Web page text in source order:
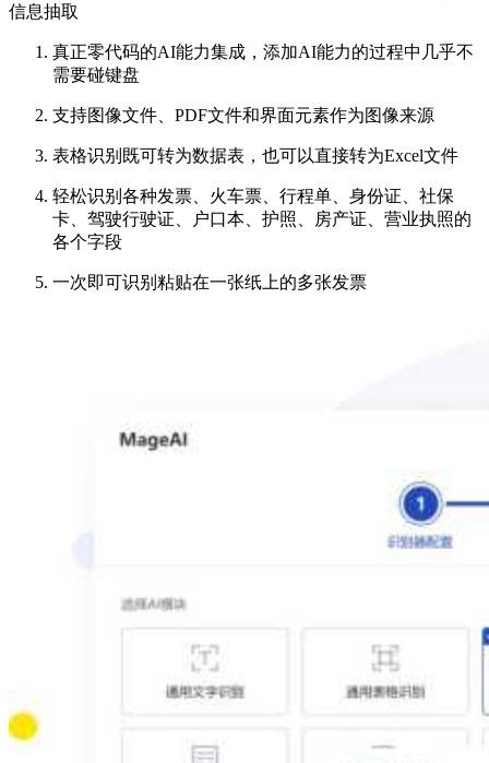
信息抽取
真正零代码的AI能力集成，添加AI能力的过程中几乎不
需要碰键盘
支持图像文件、PDF文件和界面元素作为图像来源
表格识别既可转为数据表，也可以直接转为Excel文件
轻松识别各种发票、火车票、行程单、身份证、社保
卡、驾驶行驶证、户口本、护照、房产证、营业执照的
各个字段
一次即可识别粘贴在一张纸上的多张发票